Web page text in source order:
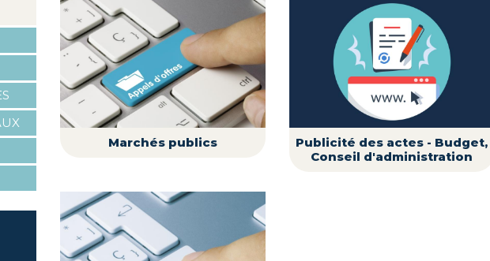
Marchés publics
Publicité des actes - Budget,
Conseil d'administration